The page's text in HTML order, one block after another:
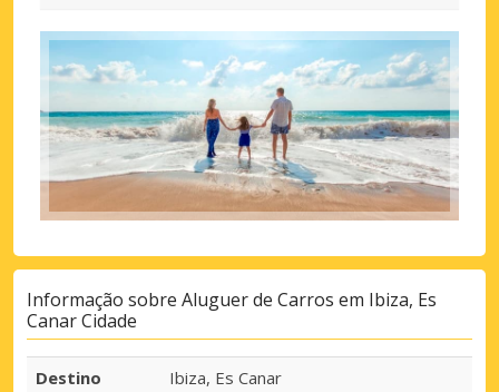
Informação sobre Aluguer de Carros em Ibiza, Es
Canar Cidade
Destino
Ibiza, Es Canar